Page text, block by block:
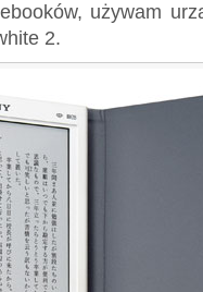
używam
2.